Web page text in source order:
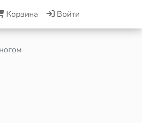
Корзина Войти